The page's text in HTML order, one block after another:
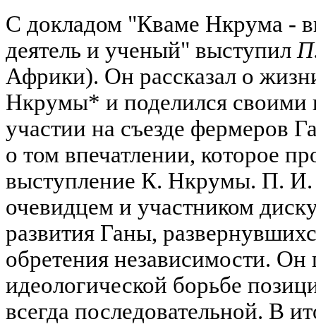
С докладом "Кваме Нкрума -
деятель и ученый" выступил
Африки). Он рассказал о
Нкрумы* и поделился своими
участии на съезде фермеров
о том впечатлении, которое
выступление К. Нкрумы. П. И.
очевидцем и участником
развития Ганы,
обретения независимости. Он
идеологической борьбе
всегда последовательной. В